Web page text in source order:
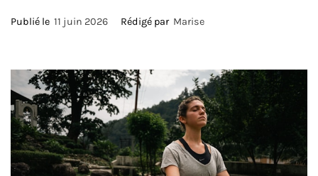
Publié le 11 juin 2026 Rédigé par Marise